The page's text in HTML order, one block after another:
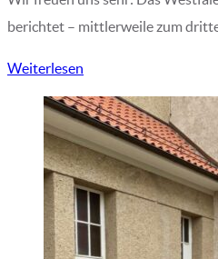
berichtet – mittlerweile zum
Weiterlesen